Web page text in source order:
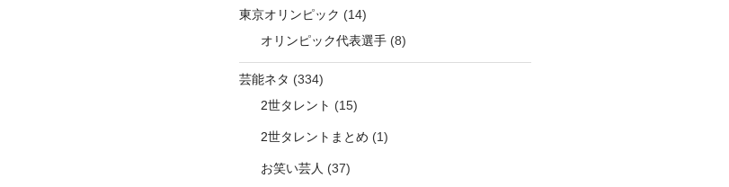
東京オリンピック (14)
オリンピック代表選手(8)
芸能ネタ (334)
2世タレント (15)
2世タレントまとめ (1)
お笑い芸人 (37)